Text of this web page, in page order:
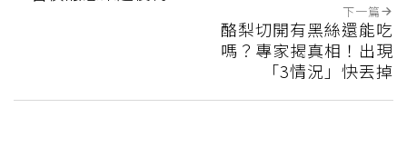
下一篇
酪梨切開有黑絲還能吃
嗎？專家揭真相！出現
「3情況」快丟掉